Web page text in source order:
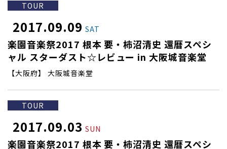
TOUR
2017.09.09 SAT
楽園音楽祭2017 根本 要・柿沼清史 還暦スペシ
ャル スターダスト☆レビュー in 大阪城音楽堂
【大阪府】 大阪城音楽堂
TOUR
2017.09.03 SUN
楽園音楽祭2017 根本 要・柿沼清史 還暦スペシ